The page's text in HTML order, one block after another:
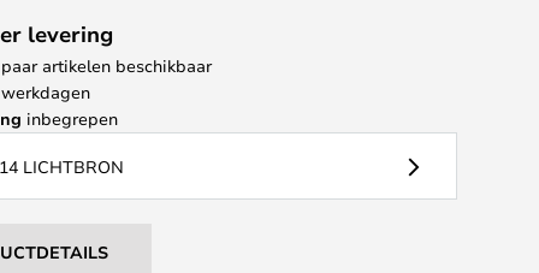
levering
artikelen beschikbaar
inbegrepen
LICHTBRON